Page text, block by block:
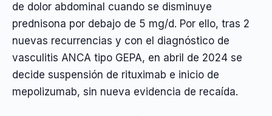
de dolor abdominal cuando se disminuye
prednisona por debajo de 5 mg/d. Por ello, tras 2
nuevas recurrencias y con el diagnóstico de
vasculitis ANCA tipo GEPA, en abril de 2024 se
decide suspensión de rituximab e inicio de
mepolizumab, sin nueva evidencia de recaída.